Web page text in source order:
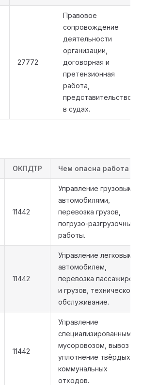
27772
Правовое
сопровождение
деятельности
организации,
договорная и
претензионная
работа,
представительство
в судах.
ОКПДТР Чем опасна работа
11442
Управление грузовыми
автомобилями,
перевозка грузов,
погрузо-разгрузочные
работы.
11442
Управление легковым
автомобилем,
перевозка пассажиров
и грузов, техническое
обслуживание.
11442
Управление
специализированным
мусоровозом, вывоз и
уплотнение твёрдых
коммунальных
отходов.